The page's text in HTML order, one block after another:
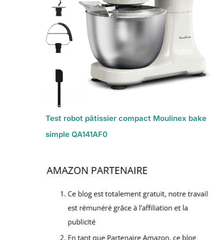
Test robot pâtissier compact Moulinex bake
simple QA141AF0